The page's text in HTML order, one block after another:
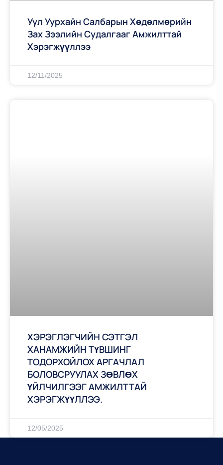
Уул Уурхайн Салбарын Хөдөлмөрийн
Зах Зээлийн Судалгааг Амжилттай
Хэрэгжүүллээ
12/11/2025
ХЭРЭГЛЭГЧИЙН СЭТГЭЛ
ХАНАМЖИЙН ТҮВШИНГ
ТОДОРХОЙЛОХ АРГАЧЛАЛ
БОЛОВСРУУЛАХ ЗӨВЛӨХ
ҮЙЛЧИЛГЭЭГ АМЖИЛТТАЙ
ХЭРЭГЖҮҮЛЛЭЭ.
12/05/2025